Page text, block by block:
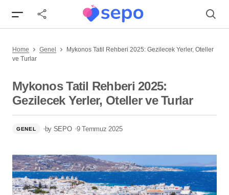
ve Turlar
Home Genel
Mykonos Tatil Rehberi 2025: Gezilecek Yerler, Oteller
ve Turlar
Mykonos Tatil Rehberi 2025:
Gezilecek Yerler, Oteller ve Turlar
GENEL by SEPO 9 Temmuz 2025